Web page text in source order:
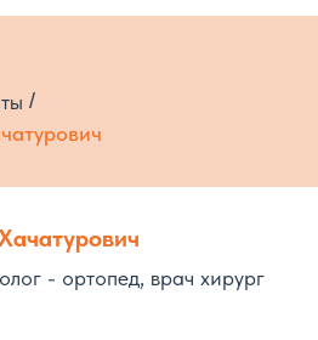
/
- ортопед, врач хирург